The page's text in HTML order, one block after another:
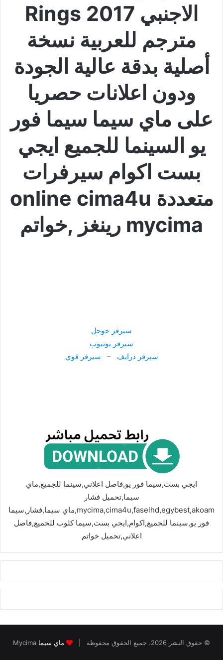
الاجنبي Rings 2017
مترجم للعربية نسخة
أصلية بدقة عالية الجودة
ودون اعلانات حصريا
على ماي سيما سيما فور
يو السينما للجميع ايجي
بست اكوام سيرفرات
متعددة online cima4u
mycima رينغز ,خواتم
سيرفر جوجل
سيرفر يوتيوب
سيرفر درايف – سيرفر قوي
ايجي بست,سيما فور يو,فاصل اعلاني,سينما للجميع,ماي
سيما,تحميل فشار
mycima,cima4u,faselhd,egybest,akoam,ماي سيما,فشار,سيما
فور يو,سينما للجميع,اكوام,ايجي بست,سيما كلوب للجميع,فاصل
اعلاني,تحميل خواتم
© حقوق النشر 2026، جميع الحقوق محفوظة | ماي سيما